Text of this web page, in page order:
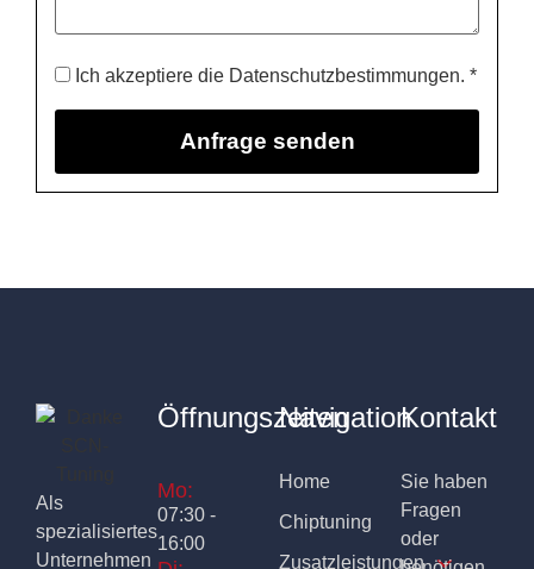
Ich akzeptiere die Datenschutzbestimmungen. *
Als
spezialisiertes
Unternehmen
Öffnungszeiten
Mo:
07:30 -
16:00
Navigation
Home
Chiptuning
Zusatzleistungen
Kontakt
Sie haben
Fragen
oder